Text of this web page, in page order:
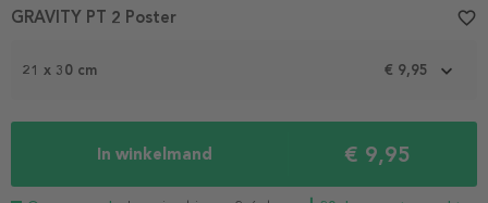
1
21 x 30 cm € 9,95
In winkelmand € 9,95
GRAVITY PT 2 Poster favorite_border